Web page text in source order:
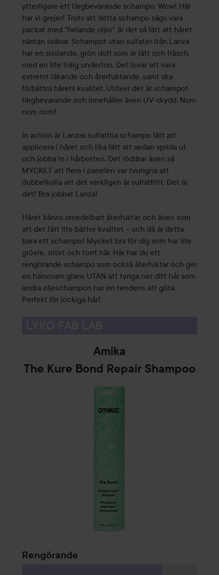
ytterligare ett färgbevarande schampo. Wow! Här
har vi grejer! Trots att detta schampo sägs vara
packat med "helande oljor" är det så lätt att håret
nästan svävar. Schampot utan sulfater från Lanza
har en sisslande, grön doft som är lätt och fräsch,
med en lite träig underton. Det lovar att vara
extremt läkande och återfuktande, samt ska
förbättra hårets kvalitet. Utöver det är schampot
färgbevarande och innehåller även UV-skydd. Nom
nom nom!
In action är Lanzas sulfatfria schampo lätt att
applicera i håret och lika lätt att sedan sprida ut
och jobba in i hårbotten. Det löddrar även så
MYCKET att flera i panelen var tvungna att
dubbelkolla att det verkligen är sulfatfritt. Det är
det! Bra jobbat Lanza!
Håret känns omedelbart återfuktat och även som
att det fått lite bättre kvalitet – och då är detta
bara ett schampo! Mycket bra för dig som har lite
grövre, slitet och torrt hår. Här har du ett
rengörande schampo som också återfuktar och ger
en hälsosam glans UTAN att tynga ner ditt hår som
andra oljeschampon har en tendens att göra.
Perfekt för lockiga hår!
Amika
The Kure Bond Repair Shampoo
Rengörande